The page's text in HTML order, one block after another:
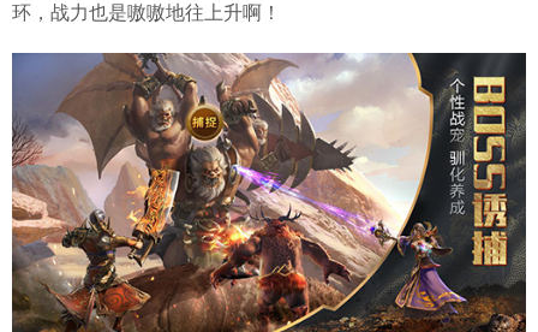
环，战力也是嗷嗷地往上升啊！